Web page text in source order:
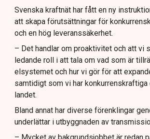
Svenska kraftnät har fått en ny
att skapa förutsättningar för
och en hög leveranssäkerhet.
– Det handlar om proaktivitet och att vi
ledande roll i att tala om vad som är
elsystemet och hur vi gör för att
samtidigt som vi har
landet.
Bland annat har diverse förenklingar
underlättar i utbyggnaden av